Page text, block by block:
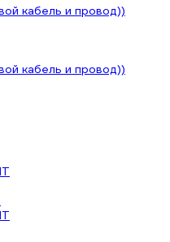
кабель и провод))
кабель и провод))